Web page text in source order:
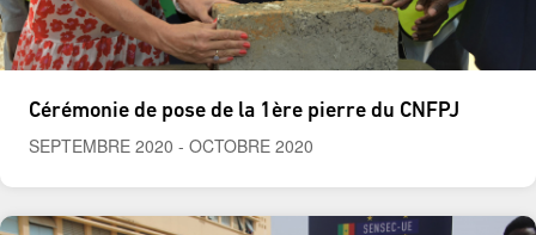
Cérémonie de pose de la 1ère pierre du CNFPJ
SEPTEMBRE 2020 - OCTOBRE 2020